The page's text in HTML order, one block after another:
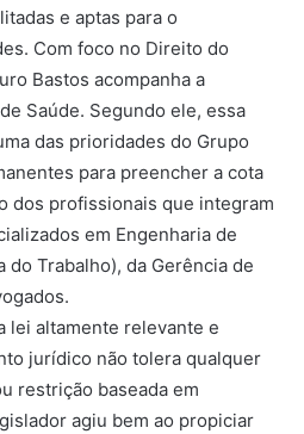
e aptas para o
Com foco no Direito do
Bastos acompanha a
Saúde. Segundo ele, essa
das prioridades do Grupo
para preencher a cota
dos profissionais que integram
em Engenharia de
do Trabalho), da Gerência de
lei altamente relevante e
jurídico não tolera qualquer
restrição baseada em
agiu bem ao propiciar